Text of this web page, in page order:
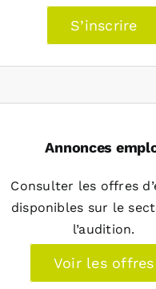
S’inscrire
Annonces
Consulter les offres
disponibles sur le
l’audition.
Voir les offres